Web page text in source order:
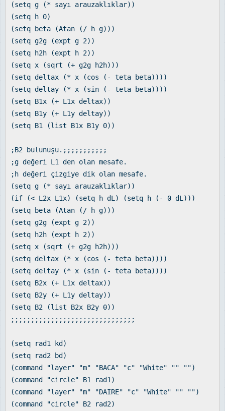
(setq g (* sayı arauzaklıklar))
(setq h 0)
(setq beta (Atan (/ h g)))
(setq g2g (expt g 2))
(setq h2h (expt h 2))
(setq x (sqrt (+ g2g h2h)))
(setq deltax (* x (cos (- teta beta))))
(setq deltay (* x (sin (- teta beta))))
(setq B1x (+ L1x deltax))
(setq B1y (+ L1y deltay))
(setq B1 (list B1x B1y 0))
;B2 bulunuşu.;;;;;;;;;;;
;g değeri L1 den olan mesafe.
;h değeri çizgiye dik olan mesafe.
(setq g (* sayı arauzaklıklar))
(if (< L2x L1x) (setq h dL) (setq h (- 0 dL)))
(setq beta (Atan (/ h g)))
(setq g2g (expt g 2))
(setq h2h (expt h 2))
(setq x (sqrt (+ g2g h2h)))
(setq deltax (* x (cos (- teta beta))))
(setq deltay (* x (sin (- teta beta))))
(setq B2x (+ L1x deltax))
(setq B2y (+ L1y deltay))
(setq B2 (list B2x B2y 0))
;;;;;;;;;;;;;;;;;;;;;;;;;;;;;;;
(setq rad1 kd)
(setq rad2 bd)
(command "layer" "m" "BACA" "c" "White" "" "")
(command "circle" B1 rad1)
(command "layer" "m" "DAIRE" "c" "White" "" "")
(command "circle" B2 rad2)